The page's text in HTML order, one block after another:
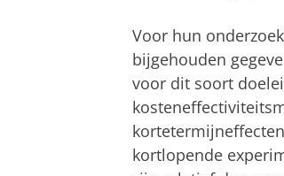
Voor hun
bijgehouden
voor dit soort
kortlopende